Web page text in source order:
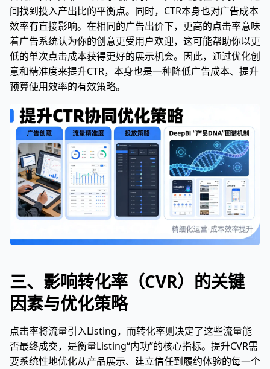
间找到投入产出比的平衡点。同时，CTR本身也对广告成本
效率有直接影响。在相同的广告出价下，更高的点击率意味
着广告系统认为你的创意更受用户欢迎，这可能帮助你以更
低的单次点击成本获得更好的展示机会。因此，通过优化创
意和精准度来提升CTR，本身也是一种降低广告成本、提升
预算使用效率的有效策略。
三、影响转化率（CVR）的关键
因素与优化策略
点击率将流量引入Listing，而转化率则决定了这些流量能
否最终成交，是衡量Listing“内功”的核心指标。提升CVR需
要系统性地优化从产品展示、建立信任到履约体验的每一个